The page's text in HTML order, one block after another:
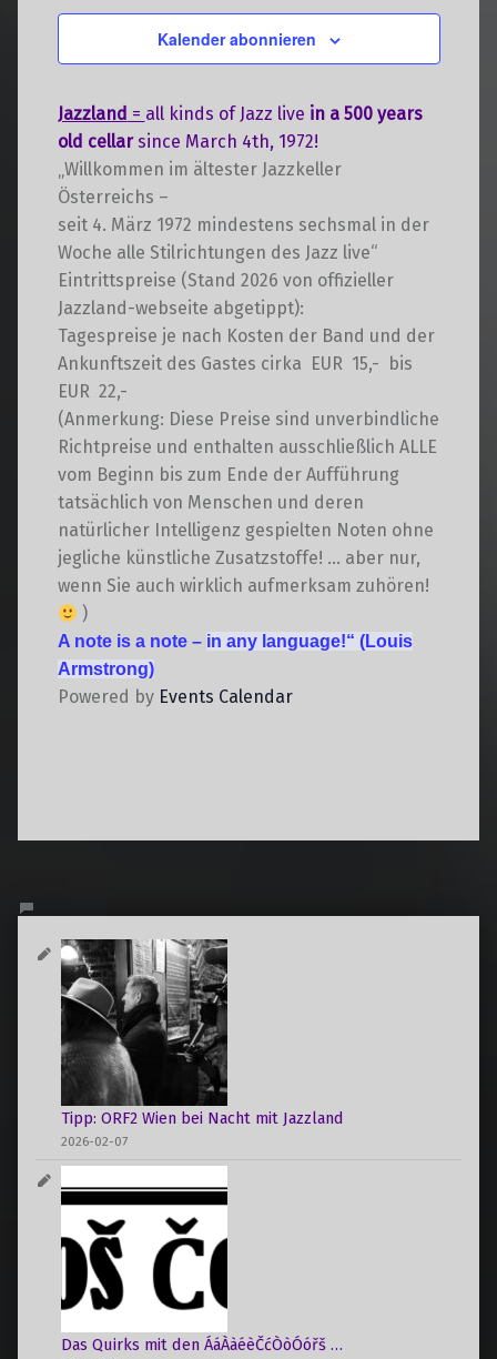
Kalender abonnieren
Jazzland = all kinds of Jazz live in a 500 years
old cellarsince March 4th, 1972!
„Willkommen im ältester Jazzkeller
Österreichs –
seit 4. März 1972 mindestens sechsmal in der
Woche alle Stilrichtungen des Jazz live“
Eintrittspreise (Stand 2026 von offizieller
Jazzland-webseite abgetippt):
Tagespreise je nach Kosten der Band und der
Ankunftszeit des Gastes cirka EUR 15,- bis
EUR 22,-
(Anmerkung: Diese Preise sind unverbindliche
Richtpreise und enthalten ausschließlich ALLE
vom Beginn bis zum Ende der Aufführung
tatsächlich von Menschen und deren
natürlicher Intelligenz gespielten Noten ohne
jegliche künstliche Zusatzstoffe! … aber nur,
wenn Sie auch wirklich aufmerksam zuhören!
)
A note is a note – in any language!“ (Louis
Armstrong)
Powered by Events Calendar
Tipp: ORF2 Wien bei Nacht mit Jazzland
2026-02-07
Das Quirks mit den ÁáÀàéèČćÒòÓóřš …